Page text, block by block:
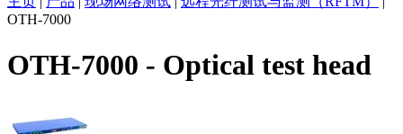
ZH
产
品
决
OTH-7000
OTH-7000 - Optical test head